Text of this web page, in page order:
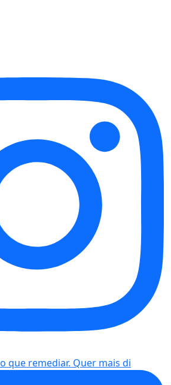
que remediar. Quer mais di